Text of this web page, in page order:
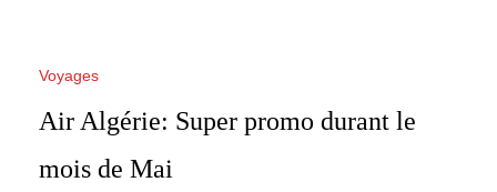
Voyages
Air Algérie: Super promo durant le
mois de Mai